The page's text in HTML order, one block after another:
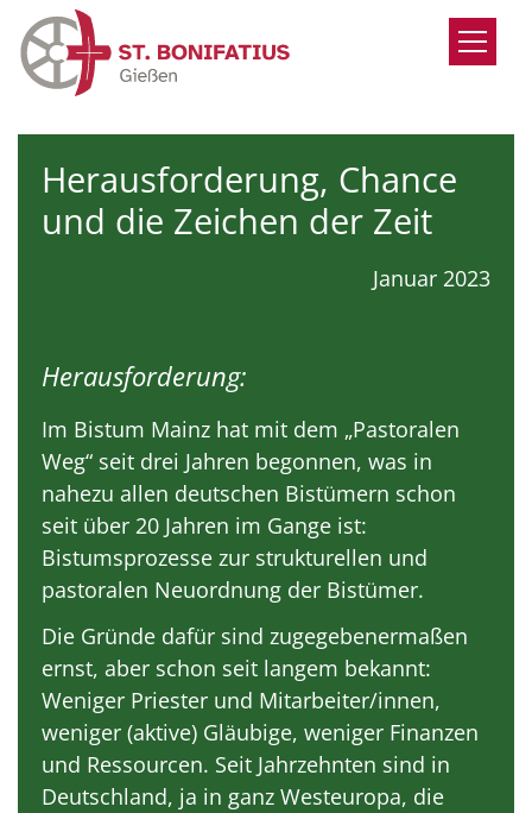
Zum Inhalt springen
Herausforderung, Chance
und die Zeichen der Zeit
Januar 2023
Herausforderung:
Im Bistum Mainz hat mit dem „Pastoralen
Weg“ seit drei Jahren begonnen, was in
nahezu allen deutschen Bistümern schon
seit über 20 Jahren im Gange ist:
Bistumsprozesse zur strukturellen und
pastoralen Neuordnung der Bistümer.
Die Gründe dafür sind zugegebenermaßen
ernst, aber schon seit langem bekannt:
Weniger Priester und Mitarbeiter/innen,
weniger (aktive) Gläubige, weniger Finanzen
und Ressourcen. Seit Jahrzehnten sind in
Deutschland, ja in ganz Westeuropa, die